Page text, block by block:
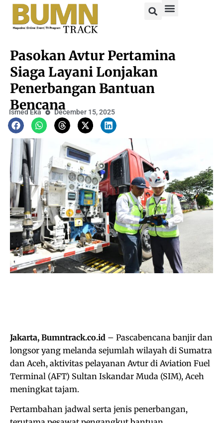
Pasokan Avtur Pertamina
Siaga Layani Lonjakan
Penerbangan Bantuan
Bencana
Ismed Eka December 15, 2025
Jakarta, Bumntrack.co.id – Pascabencana banjir dan
longsor yang melanda sejumlah wilayah di Sumatra
dan Aceh, aktivitas pelayanan Avtur di Aviation Fuel
Terminal (AFT) Sultan Iskandar Muda (SIM), Aceh
meningkat tajam.
Pertambahan jadwal serta jenis penerbangan,